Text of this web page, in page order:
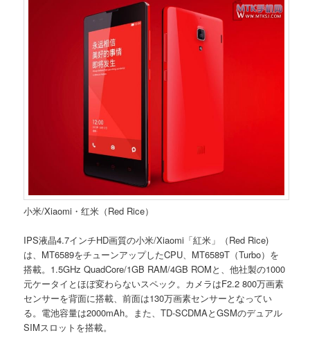
小米/Xiaomi・红米（Red Rice）
IPS液晶4.7インチHD画質の小米/Xiaomi「紅米」（Red Rice)
は、MT6589をチューンアップしたCPU、MT6589T（Turbo）を
搭載。1.5GHz QuadCore/1GB RAM/4GB ROMと、他社製の1000
元ケータイとほぼ変わらないスペック。カメラはF2.2 800万画素
センサーを背面に搭載、前面は130万画素センサーとなってい
る。電池容量は2000mAh。また、TD-SCDMAとGSMのデュアル
SIMスロットを搭載。